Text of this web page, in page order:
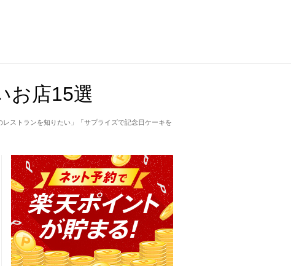
お店15選
ストランを知りたい」「サプライズで記念日ケーキを